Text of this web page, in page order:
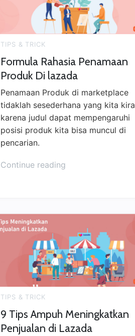
TIPS & TRICK
Formula Rahasia Penamaan
Produk Di lazada
Penamaan Produk di marketplace
tidaklah sesederhana yang kita
karena judul dapat mempengaruhi
posisi produk kita bisa muncul di
pencarian.
Continue reading
TIPS & TRICK
9 Tips Ampuh Meningkatkan
Penjualan di Lazada